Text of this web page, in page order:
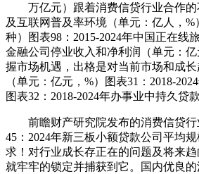
万亿元）跟着消费信贷行业合作的
及互联网普及率环境（单元：亿人，
种）图表98：2015-2024年中国正在线
金融公司停业收入和净利润（单元：
握市场机遇，出格是对当前市场和成
（单元：亿元，%）图表31：2018-
图表32：2018-2024年办事业中持久贷
前瞻财产研究院发布的消费信贷行
45：2024年新三板小额贷款公司平均
求！对行业成长存正在的问题及将来
就牢牢的锁定并捕获到它。国内优良